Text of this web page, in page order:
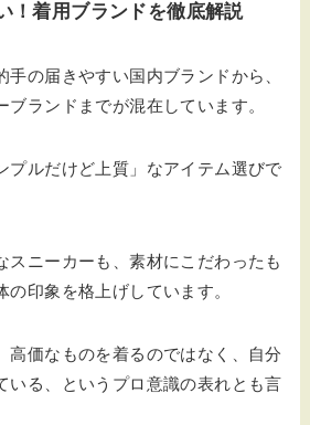
！着用ブランドを徹底解説
の届きやすい国内ブランドから、
ランドまでが混在しています。
プルだけど上質」なアイテム選びで
スニーカーも、素材にこだわったも
印象を格上げしています。
高価なものを着るのではなく、自分
いる、というプロ意識の表れとも言